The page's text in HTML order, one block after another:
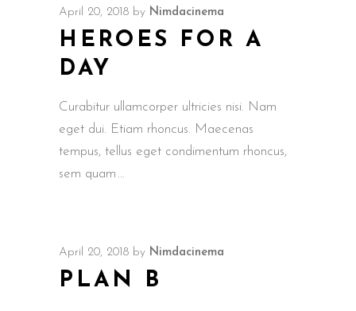
April 20, 2018 by Nimdacinema
HEROES FOR A
DAY
Curabitur ullamcorper ultricies nisi. Nam
eget dui. Etiam rhoncus. Maecenas
tempus, tellus eget condimentum rhoncus,
sem quam
April 20, 2018 by Nimdacinema
PLAN B